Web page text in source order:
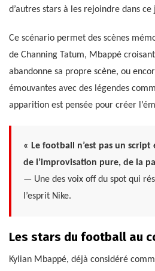
d’autres stars à les rejoindre dans ce
Ce scénario permet des scènes
de Channing Tatum, Mbappé
abandonne sa propre scène, ou
émouvantes avec des légendes
apparition est pensée pour créer
« Le football n’est pas un script
de l’improvisation pure, de la
— Une des voix off du spot qui
l’esprit Nike.
Les stars du football au
Kylian Mbappé, déjà considéré